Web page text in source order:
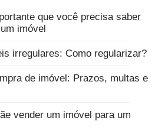
que você precisa saber
imóvel
irregulares: Como regularizar?
de imóvel: Prazos, multas e
vender um imóvel para um